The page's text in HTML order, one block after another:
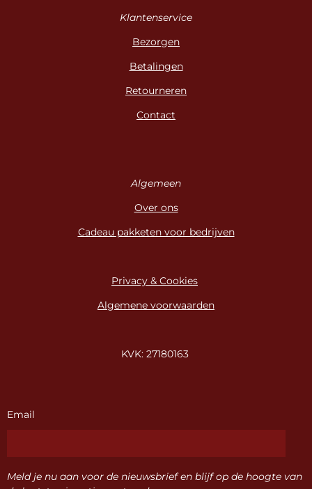
Klantenservice
Bezorgen
Betalingen
Retourneren
Contact
Algemeen
Over ons
Cadeau pakketen voor bedrijven
Privacy & Cookies
Algemene voorwaarden
KVK: 27180163
Email
Meld je nu aan voor de nieuwsbrief en blijf op de hoogte van